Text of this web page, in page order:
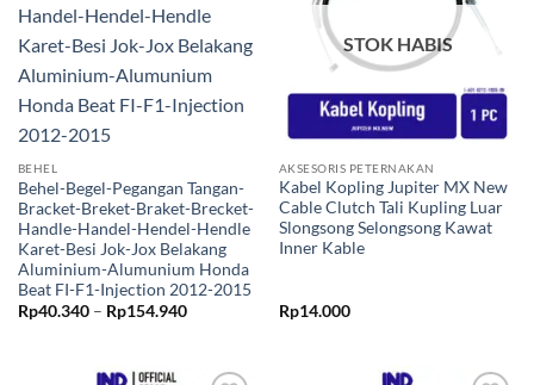
BEHEL
Behel-Begel-Pegangan Tangan-
Bracket-Breket-Braket-Brecket-
Handle-Handel-Hendel-Hendle
Karet-Besi Jok-Jox Belakang
Aluminium-Alumunium Honda
Beat FI-F1-Injection 2012-2015
Rp40.340 – Rp154.940Rentang
Rp154.940
STOK HABIS
AKSESORIS PETERNAKAN
Kabel Kopling Jupiter MX New
Cable Clutch Tali Kupling Luar
Slongsong Selongsong Kawat
Inner Kable
Rp14.000